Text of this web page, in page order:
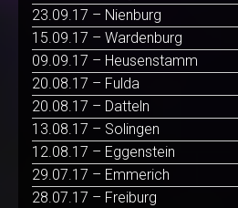
23.09.17 – Nienburg
15.09.17 – Wardenburg
09.09.17 – Heusenstamm
20.08.17 – Fulda
20.08.17 – Datteln
13.08.17 – Solingen
12.08.17 – Eggenstein
29.07.17 – Emmerich
28.07.17 – Freiburg